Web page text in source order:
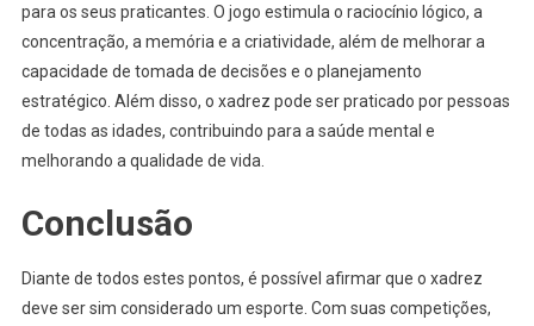
para os seus praticantes. O jogo estimula o raciocínio lógico, a
concentração, a memória e a criatividade, além de melhorar a
capacidade de tomada de decisões e o planejamento
estratégico. Além disso, o xadrez pode ser praticado por pessoas
de todas as idades, contribuindo para a saúde mental e
melhorando a qualidade de vida.
Conclusão
Diante de todos estes pontos, é possível afirmar que o xadrez
deve ser sim considerado um esporte. Com suas competições,